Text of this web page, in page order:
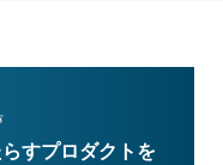
すプロダクトを